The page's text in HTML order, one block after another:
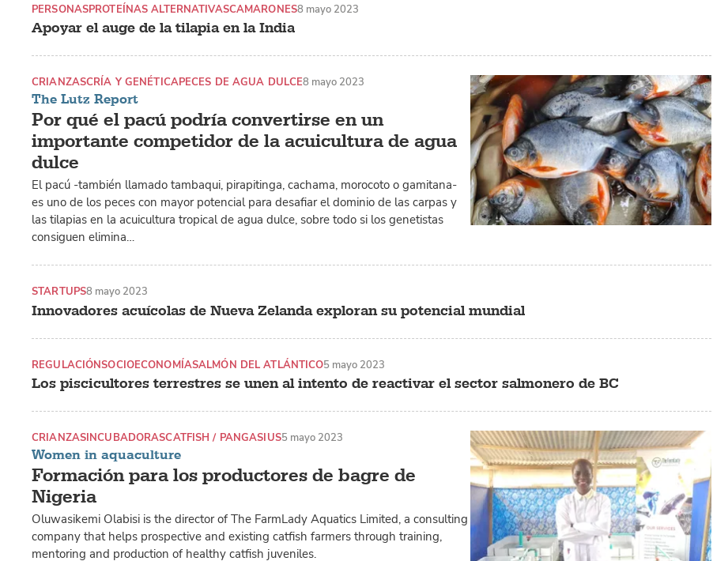
Apoyar el auge de la tilapia en la India
PERSONASPROTEÍNAS ALTERNATIVASCAMARONES8 mayo 2023
The Lutz Report
Por qué el pacú podría convertirse en un
importante competidor de la acuicultura de agua
dulce
CRIANZASCRÍA Y GENÉTICAPECES DE AGUA DULCE8 mayo 2023
El pacú -también llamado tambaqui, pirapitinga, cachama, morocoto o gamitana-
es uno de los peces con mayor potencial para desafiar el dominio de las carpas y
las tilapias en la acuicultura tropical de agua dulce, sobre todo si los genetistas
consiguen elimina…
Innovadores acuícolas de Nueva Zelanda exploran su potencial mundial
STARTUPS8 mayo 2023
Los piscicultores terrestres se unen al intento de reactivar el sector salmonero de BC
REGULACIÓNSOCIOECONOMÍASALMÓN DEL ATLÁNTICO5 mayo 2023
Women in aquaculture
Formación para los productores de bagre de
Nigeria
CRIANZASINCUBADORASCATFISH / PANGASIUS5 mayo 2023
Oluwasikemi Olabisi is the director of The FarmLady Aquatics Limited, a consulting
company that helps prospective and existing catfish farmers through training,
mentoring and production of healthy catfish juveniles.